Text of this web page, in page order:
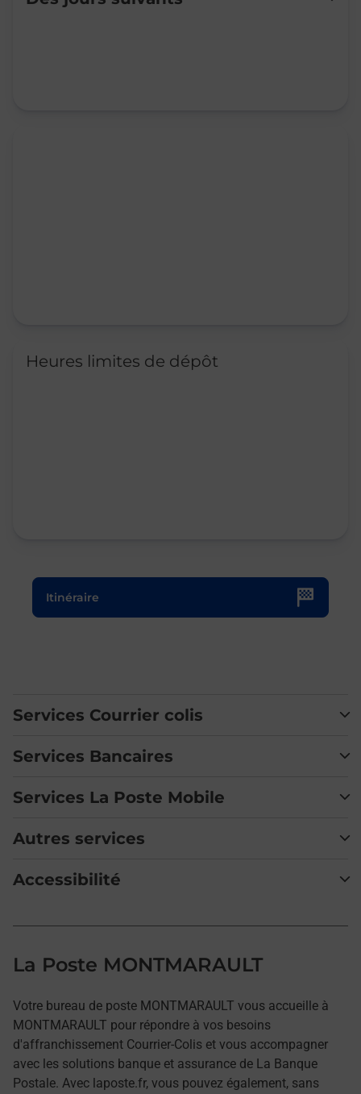
Heures limites de dépôt
Itinéraire
Le lien s'ouvre dans un nouvel onglet
Services Courrier colis
Services Bancaires
Services La Poste Mobile
Autres services
Accessibilité
La Poste MONTMARAULT
Votre bureau de poste MONTMARAULT vous accueille à
MONTMARAULT pour répondre à vos besoins
d'affranchissement Courrier-Colis et vous accompagner
avec les solutions banque et assurance de La Banque
Postale. Avec laposte.fr, vous pouvez également, sans